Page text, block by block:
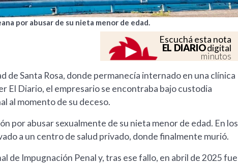
por abusar de su nieta menor de edad.
Escuchá esta nota
EL DIARIOdigital
minutos
de Santa Rosa, donde permanecía internado en una clínica
El Diario, el empresario se encontraba bajo custodia
al momento de su deceso.
por abusar sexualmente de su nieta menor de edad. En los
a un centro de salud privado, donde finalmente murió.
de Impugnación Penal y, tras ese fallo, en abril de 2025 fue